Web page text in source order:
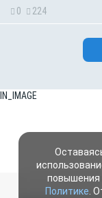
0 224
IN_IMAGE
повышения
Политике .